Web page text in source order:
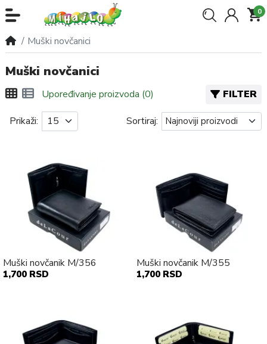
0
Muški novčanici
Muški novčanici
FILTER
Upoređivanje proizvoda (0)
Muški novčanik M/356
1,700 RSD
Muški novčanik M/355
1,700 RSD
Prikaži: Sortiraj: